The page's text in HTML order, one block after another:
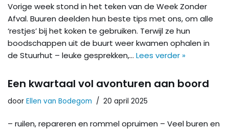
Vorige week stond in het teken van de Week Zonder
Afval. Buuren deelden hun beste tips met ons, om alle
‘restjes’ bij het koken te gebruiken. Terwijl ze hun
boodschappen uit de buurt weer kwamen ophalen in
de Stuurhut – leuke gesprekken,… Lees verder »
Een kwartaal vol avonturen aan boord
door Ellen van Bodegom 20 april 2025
– ruilen, repareren en rommel opruimen – Veel buren en